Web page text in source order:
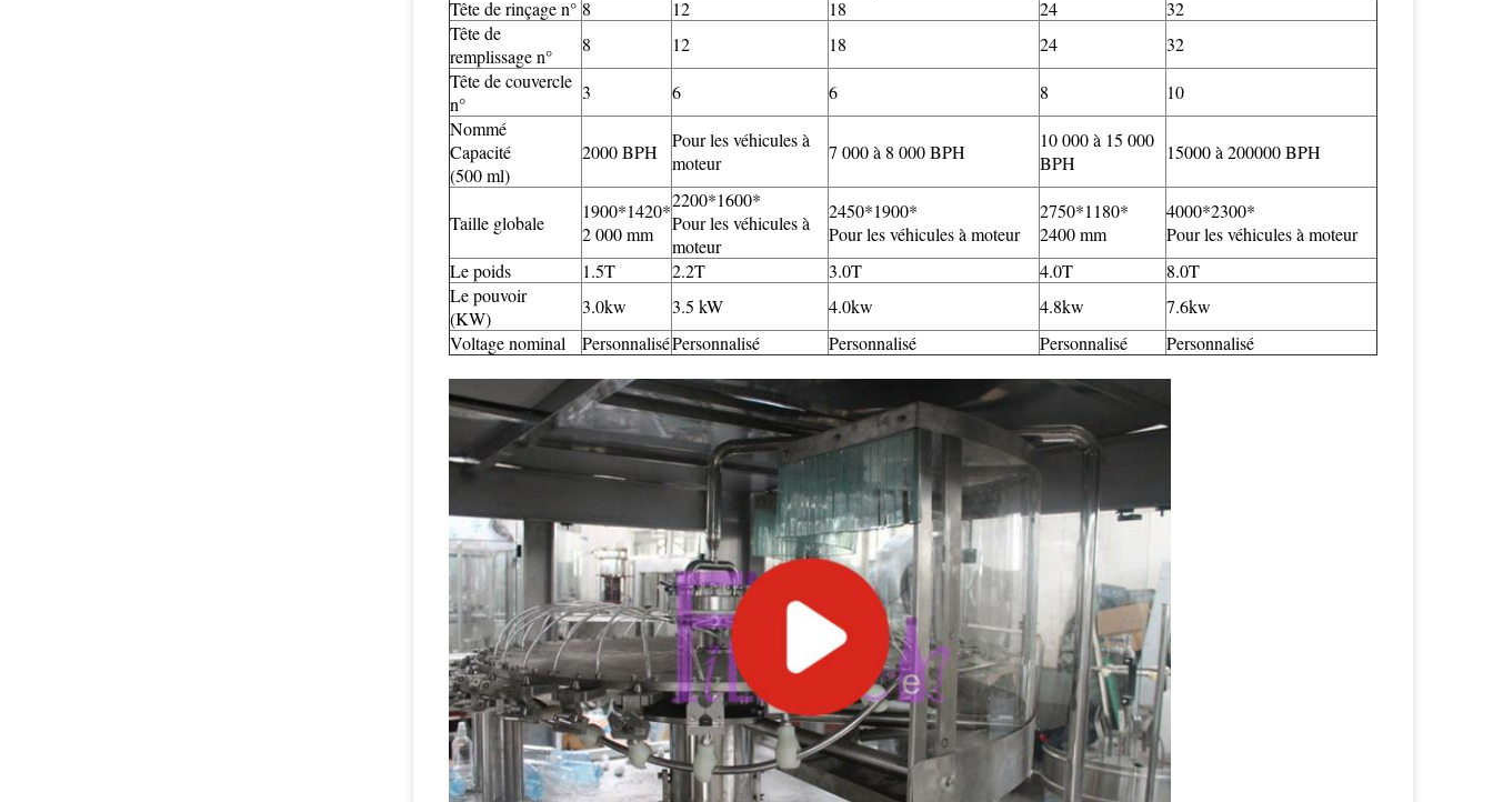
Tête de rinçage n° 8 12 18 24
32
Tête de
remplissage n°
8 12 18 24
32
Tête de couvercle
n°
3 6 6 8
10
Nommé
Capacité
(500 ml)
2000 BPH
Pour les véhicules à
moteur
7 000 à 8 000 BPH
10 000 à 15 000
BPH
15000 à 200000 BPH
Taille globale
1900*1420*
2 000 mm
2200*1600*
Pour les véhicules à
moteur
2450*1900*
Pour les véhicules à moteur
2750*1180*
2400 mm
4000*2300*
Pour les véhicules à moteur
Le poids
1.5T 2.2T 3.0T 4.0T
8.0T
Le pouvoir
(KW)
3.0kw 3.5 kW 4.0kw 4.8kw
7.6kw
Voltage nominal
PersonnaliséPersonnalisé Personnalisé Personnalisé Personnalisé